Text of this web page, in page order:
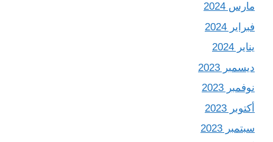
مارس 2024
فبراير 2024
يناير 2024
ديسمبر 2023
نوفمبر 2023
أكتوبر 2023
سبتمبر 2023